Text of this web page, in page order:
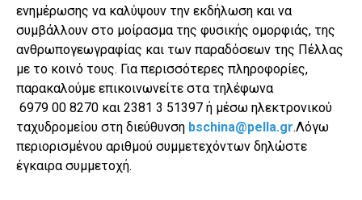
ενημέρωσης να καλύψουν την εκδήλωση και να
συμβάλλουν στο μοίρασμα της φυσικής ομορφιάς, της
ανθρωπογεωγραφίας και των παραδόσεων της Πέλλας
με το κοινό τους. Για περισσότερες πληροφορίες,
παρακαλούμε επικοινωνείτε στα τηλέφωνα
6979 00 8270 και 2381 3 51397 ή μέσω ηλεκτρονικού
ταχυδρομείου στη διεύθυνση bschina@pella.gr.Λόγω
περιορισμένου αριθμού συμμετεχόντων δηλώστε
έγκαιρα συμμετοχή.